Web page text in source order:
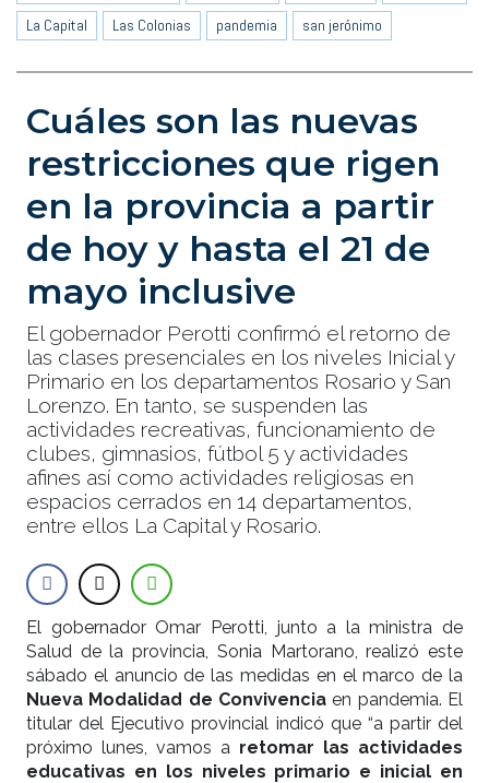
La Capital
Las Colonias pandemia san jerónimo
Cuáles son las nuevas
restricciones que rigen
en la provincia a partir
de hoy y hasta el 21 de
mayo inclusive
El gobernador Perotti confirmó el retorno de
las clases presenciales en los niveles Inicial y
Primario en los departamentos Rosario y San
Lorenzo. En tanto, se suspenden las
actividades recreativas, funcionamiento de
clubes, gimnasios, fútbol 5 y actividades
afines así como actividades religiosas en
espacios cerrados en 14 departamentos,
entre ellos La Capital y Rosario.
El gobernador Omar Perotti, junto a la ministra de
Salud de la provincia, Sonia Martorano, realizó este
sábado el anuncio de las medidas en el marco de la
Nueva Modalidad de Convivencia en pandemia. El
titular del Ejecutivo provincial indicó que “a partir del
próximo lunes, vamos a retomar las actividades
educativas en los niveles primario e inicial en